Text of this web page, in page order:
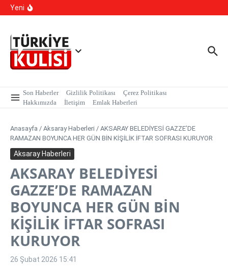
İçeriğe atla
Yeni
Sarmalı’ Tuzağını İfşa Etti
Son Haberler Gizlilik Politikası
Çerez Politikası
Hakkımızda
İletişim Emlak Haberleri
Anasayfa / Aksaray Haberleri / AKSARAY BELEDİYESİ GAZZE’DE
RAMAZAN BOYUNCA HER GÜN BİN KİŞİLİK İFTAR SOFRASI KURUYOR
Aksaray Haberleri
AKSARAY BELEDİYESİ
GAZZE’DE RAMAZAN
BOYUNCA HER GÜN BİN
KİŞİLİK İFTAR SOFRASI
KURUYOR
26 Şubat 2026 15:41